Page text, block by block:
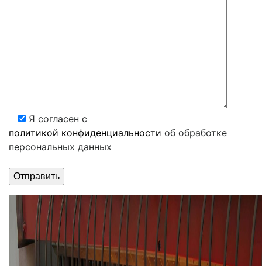
Я согласен с
политикой конфиденциальности об обработке
персональных данных